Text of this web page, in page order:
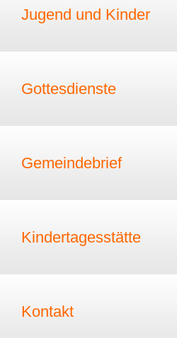
Jugend und Kinder
Gottesdienste
Gemeindebrief
Kindertagesstätte
Kontakt